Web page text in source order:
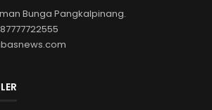
Bunga Pangkalpinang.